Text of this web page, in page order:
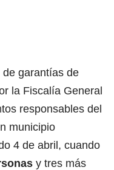
garantías de
la Fiscalía General
responsables del
municipio
4 de abril, cuando
y tres más